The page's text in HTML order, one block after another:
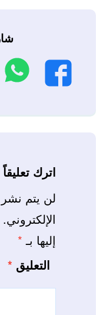
فيسبوك
اترك تعليقاً
لن يتم
الإلكتروني.
إليها بـ *
التعليق *